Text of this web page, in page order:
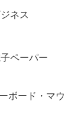
ネス
ペーパー
ボード・マウ